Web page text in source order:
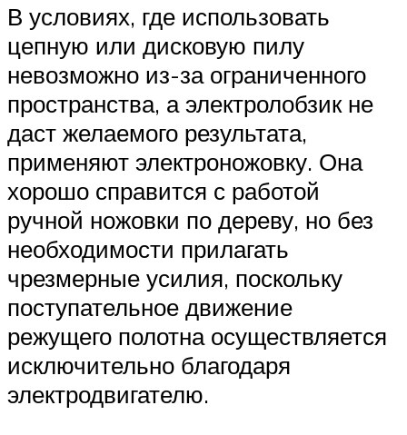
В условиях, где использовать
цепную или дисковую пилу
невозможно из-за ограниченного
пространства, а электролобзик не
даст желаемого результата,
применяют электроножовку. Она
хорошо справится с работой
ручной ножовки по дереву, но без
необходимости прилагать
чрезмерные усилия, поскольку
поступательное движение
режущего полотна осуществляется
исключительно благодаря
электродвигателю.